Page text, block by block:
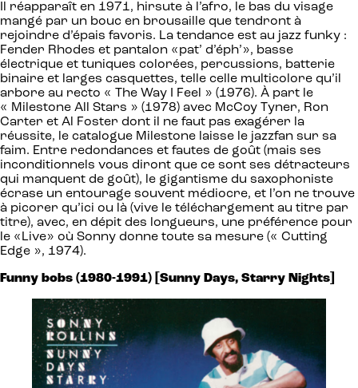
Il réapparaît en 1971, hirsute à l’afro, le bas du visage
mangé par un bouc en brousaille que tendront à
rejoindre d’épais favoris. La tendance est au jazz funky :
Fender Rhodes et pantalon «pat’ d’éph’», basse
électrique et tuniques colorées, percussions, batterie
binaire et larges casquettes, telle celle multicolore qu’il
arbore au recto « The Way I Feel » (1976). À part le
« Milestone All Stars » (1978) avec McCoy Tyner, Ron
Carter et Al Foster dont il ne faut pas exagérer la
réussite, le catalogue Milestone laisse le jazzfan sur sa
faim. Entre redondances et fautes de goût (mais ses
inconditionnels vous diront que ce sont ses détracteurs
qui manquent de goût), le gigantisme du saxophoniste
écrase un entourage souvent médiocre, et l’on ne trouve
à picorer qu’ici ou là (vive le téléchargement au titre par
titre), avec, en dépit des longueurs, une préférence pour
le «Live» où Sonny donne toute sa mesure (« Cutting
Edge », 1974).
Funny bobs (1980-1991) [Sunny Days, Starry Nights]